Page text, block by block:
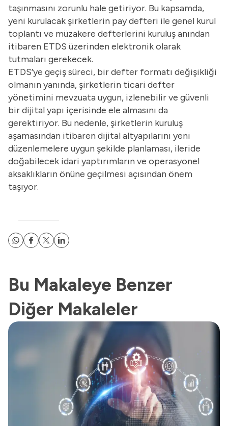
taşınmasını zorunlu hale getiriyor. Bu kapsamda,
yeni kurulacak şirketlerin pay defteri ile genel kurul
toplantı ve müzakere defterlerini kuruluş anından
itibaren ETDS üzerinden elektronik olarak
tutmaları gerekecek.
ETDS’ye geçiş süreci, bir defter formatı değişikliği
olmanın yanında, şirketlerin ticari defter
yönetimini mevzuata uygun, izlenebilir ve güvenli
bir dijital yapı içerisinde ele almasını da
gerektiriyor. Bu nedenle, şirketlerin kuruluş
aşamasından itibaren dijital altyapılarını yeni
düzenlemelere uygun şekilde planlaması, ileride
doğabilecek idari yaptırımların ve operasyonel
aksaklıkların önüne geçilmesi açısından önem
taşıyor.
Bu Makaleye Benzer
Diğer Makaleler